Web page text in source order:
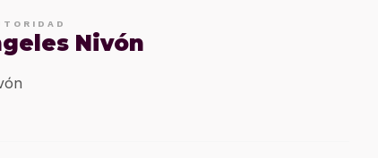
Nivón